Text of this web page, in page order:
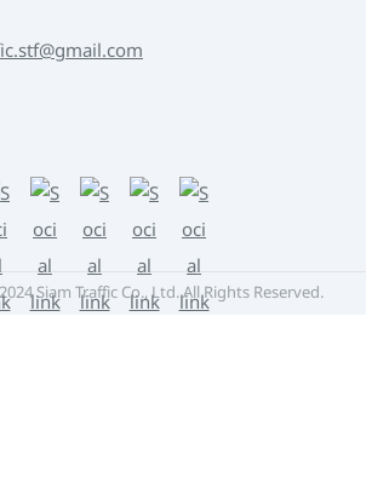
Siam Traffic Co., Ltd. All Rights Reserved.